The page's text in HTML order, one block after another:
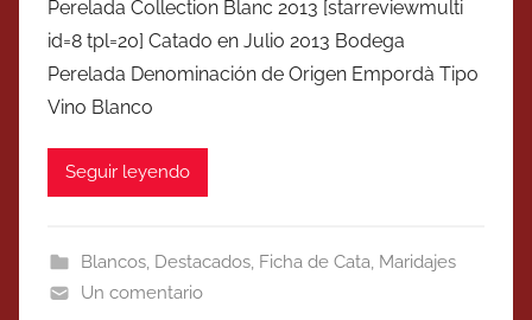
Perelada Collection Blanc 2013 [starreviewmulti
id=8 tpl=20] Catado en Julio 2013 Bodega
Perelada Denominación de Origen Empordà Tipo
Vino Blanco
Seguir leyendo
Blancos, Destacados, Ficha de Cata, Maridajes
Un comentario